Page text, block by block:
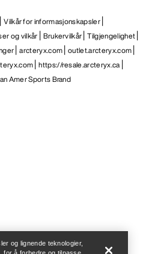
Vilkår for informasjonskapsler
og vilkår Brukervilkår Tilgjengelighet
arcteryx.com outlet.arcteryx.com
https://resale.arcteryx.ca
Amer Sports Brand
og lignende teknologier,